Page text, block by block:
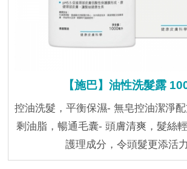
【施巴】油性洗髮露
控油洗髮，平衡保濕- 無皂控油潔淨
剩油脂，暢通毛囊- 頭膚清爽，髮絲
護理成分，令頭髮更添活